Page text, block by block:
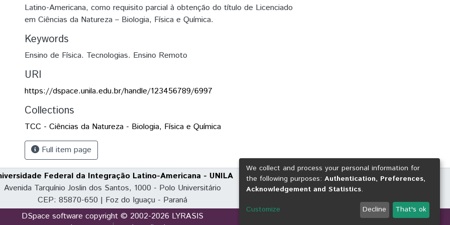
Latino-Americana, como requisito parcial à obtenção do título de Licenciado
em Ciências da Natureza – Biologia, Física e Química.
Keywords
Ensino de Física. Tecnologias. Ensino Remoto
URI
https://dspace.unila.edu.br/handle/123456789/6997
Collections
TCC - Ciências da Natureza - Biologia, Física e Química
Full item page
Federal da Integração Latino-Americana - UNILA
Avenida Tarquínio Joslin dos Santos, 1000 - Polo Universitário
CEP: 85870-650 | Foz do Iguaçu - Paraná
DSpace software copyright © 2002-2026 LYRASIS
We collect and process your personal information for
the following purposes: Authentication, Preferences,
Acknowledgement and Statistics.
Customize Decline That's ok